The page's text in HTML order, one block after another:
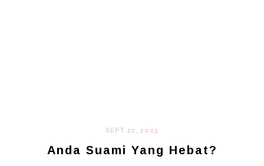
SEPT 22, 2023
Anda Suami Yang Hebat?